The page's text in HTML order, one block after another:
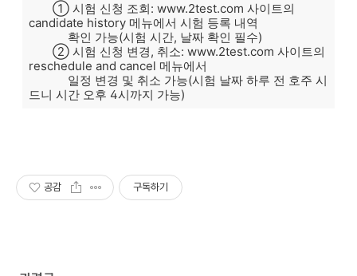
① 시험 신청 조회: www.2test.com 사이트의
candidate history 메뉴에서 시험 등록 내역
확인 가능(시험 시간, 날짜 확인 필수)
② 시험 신청 변경, 취소: www.2test.com 사이트의
reschedule and cancel 메뉴에서
일정 변경 및 취소 가능(시험 날짜 하루 전 호주 시
드니 시간 오후 4시까지 가능)
공감 구독하기